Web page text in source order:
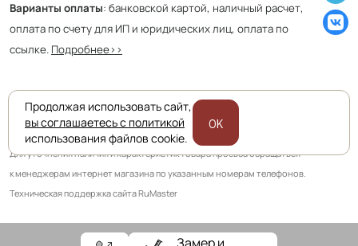
Варианты оплаты: банковской картой, наличный расчет,
оплата по счету для ИП и юридических лиц, оплата по
ссылке. Подробнее>>
Приведенная на сайте информация не является публичной офертой
и носит информационно ознакомительный характер.
Для уточнения наличия и характеристик товара просьба обращаться
к менеджерам интернет магазина по указанным номерам телефонов.
Техническая поддержка сайта RuMaster
Продолжая использовать сайт,
вы соглашаетесь с политикой
использования файлов cookie.
OK